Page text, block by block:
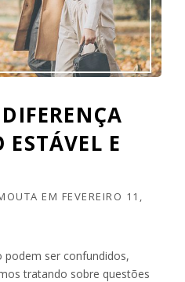
E
EM FEVEREIRO 11,
ser confundidos,
tratando sobre questões